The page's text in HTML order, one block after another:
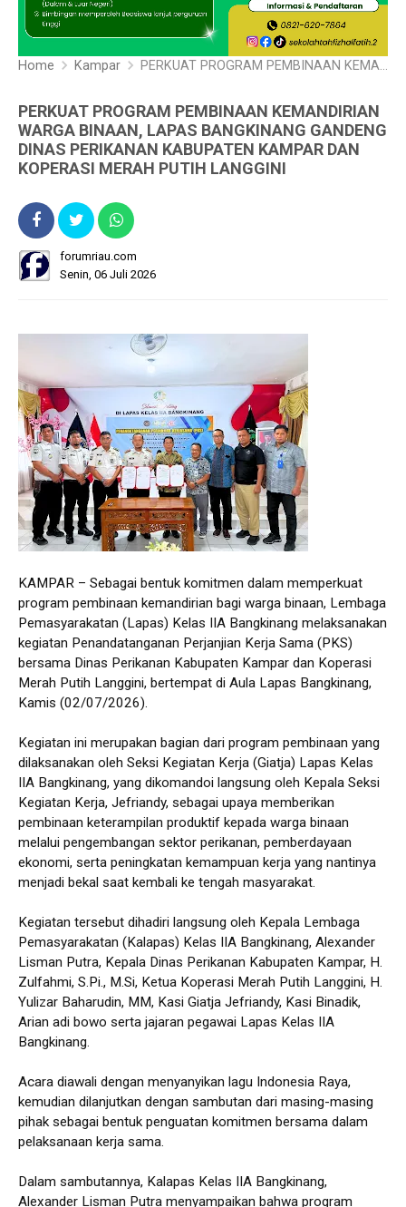
Home Kampar PERKUAT PROGRAM PEMBINAAN KEMANDIRIAN WARGA BINAAN, LAPAS BANGKINANG GANDENG DINAS PERIKANAN KABUPATEN KAMPAR DAN KOPERASI MERAH PUTIH LANGGINI
PERKUAT PROGRAM PEMBINAAN KEMANDIRIAN
WARGA BINAAN, LAPAS BANGKINANG GANDENG
DINAS PERIKANAN KABUPATEN KAMPAR DAN
KOPERASI MERAH PUTIH LANGGINI
forumriau.com
Senin, 06 Juli 2026
KAMPAR – Sebagai bentuk komitmen dalam memperkuat
program pembinaan kemandirian bagi warga binaan, Lembaga
Pemasyarakatan (Lapas) Kelas IIA Bangkinang melaksanakan
kegiatan Penandatanganan Perjanjian Kerja Sama (PKS)
bersama Dinas Perikanan Kabupaten Kampar dan Koperasi
Merah Putih Langgini, bertempat di Aula Lapas Bangkinang,
Kamis (02/07/2026).
Kegiatan ini merupakan bagian dari program pembinaan yang
dilaksanakan oleh Seksi Kegiatan Kerja (Giatja) Lapas Kelas
IIA Bangkinang, yang dikomandoi langsung oleh Kepala Seksi
Kegiatan Kerja, Jefriandy, sebagai upaya memberikan
pembinaan keterampilan produktif kepada warga binaan
melalui pengembangan sektor perikanan, pemberdayaan
ekonomi, serta peningkatan kemampuan kerja yang nantinya
menjadi bekal saat kembali ke tengah masyarakat.
Kegiatan tersebut dihadiri langsung oleh Kepala Lembaga
Pemasyarakatan (Kalapas) Kelas IIA Bangkinang, Alexander
Lisman Putra, Kepala Dinas Perikanan Kabupaten Kampar, H.
Zulfahmi, S.Pi., M.Si, Ketua Koperasi Merah Putih Langgini, H.
Yulizar Baharudin, MM, Kasi Giatja Jefriandy, Kasi Binadik,
Arian adi bowo serta jajaran pegawai Lapas Kelas IIA
Bangkinang.
Acara diawali dengan menyanyikan lagu Indonesia Raya,
kemudian dilanjutkan dengan sambutan dari masing-masing
pihak sebagai bentuk penguatan komitmen bersama dalam
pelaksanaan kerja sama.
Dalam sambutannya, Kalapas Kelas IIA Bangkinang,
Alexander Lisman Putra menyampaikan bahwa program